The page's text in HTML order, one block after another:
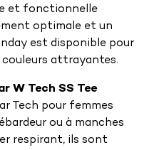
et fonctionnelle
optimale et un
est disponible pour
couleurs attrayantes.
W Tech SS Tee
Tech pour femmes
ou à manches
respirant, ils sont